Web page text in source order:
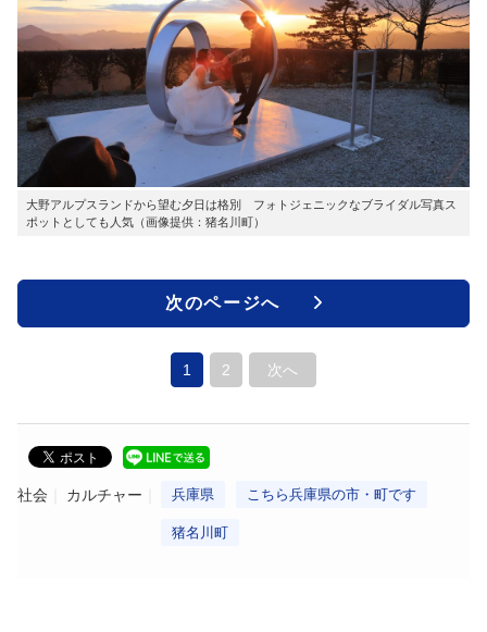
大野アルプスランドから望む夕日は格別 フォトジェニックなブライダル写真ス
ポットとしても人気（画像提供：猪名川町）
次のページへ
1 2 次へ
社会 カルチャー 兵庫県 こちら兵庫県の市・町です
猪名川町